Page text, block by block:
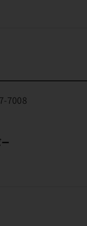
7008